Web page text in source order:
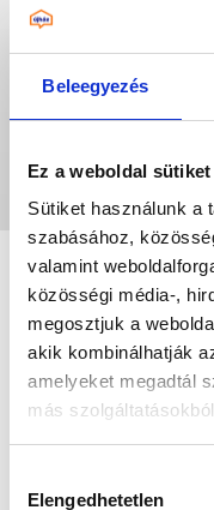
Beleegyezés
Ez a weboldal
Sütiket használunk a
szabásához,
valamint
közösségi média-,
megosztjuk a
akik kombinálhatják
amelyeket megadtál
más
megnyomásával
kiválasztása
Elengedhetetlen